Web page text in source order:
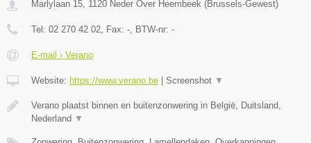
Marlylaan 15 1120 Neder Over Heembeek (Brussels-Gewest)
Tel: 02 270 42 02 , Fax: - , BTW-nr: -
E-mail › Verano
Website: https://www.verano.be Screenshot ▼
Verano plaatst binnen en buitenzonwering in België, Duitsland,
Nederland ▼